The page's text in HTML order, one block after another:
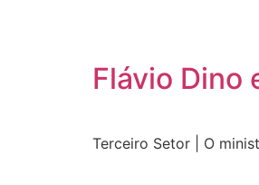
Flávio Dino
Terceiro Setor | O